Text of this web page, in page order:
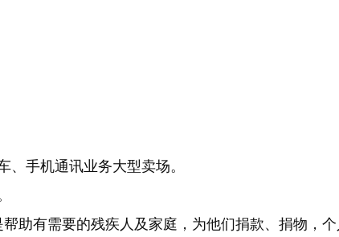
手机通讯业务大型卖场。
助有需要的残疾人及家庭，为他们捐款、捐物，